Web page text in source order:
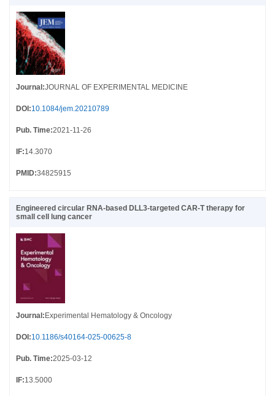
Journal :JOURNAL OF EXPERIMENTAL MEDICINE
DOI :10.1084/jem.20210789
Pub. Time:2021-11-26
IF:14.3070
PMID:34825915
Engineered circular RNA-based DLL3-targeted CAR-T therapy for
small cell lung cancer
Journal:Experimental Hematology & Oncology
DOI:10.1186/s40164-025-00625-8
Pub. Time:2025-03-12
IF:13.5000